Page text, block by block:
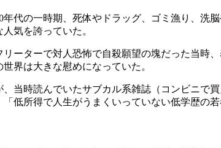
代の一時期、死体やドラッグ、ゴミ漁り、洗
気を誇っていた。
ーターで対人恐怖で自殺願望の塊だった当時
界は大きな慰めになっていた。
当時読んでいたサブカル系雑誌（コンビニで
低所得で人生がうまくいっていない低学歴の